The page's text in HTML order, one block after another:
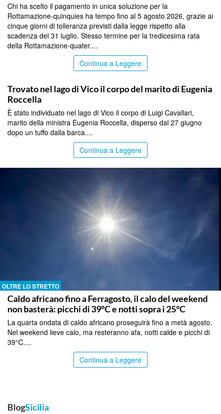
Chi ha scelto il pagamento in unica soluzione per la
Rottamazione-quinquies ha tempo fino al 5 agosto 2026, grazie ai
cinque giorni di tolleranza previsti dalla legge rispetto alla
scadenza del 31 luglio. Stesso termine per la tredicesima rata
della Rottamazione-quater....
Continua a Leggere
Trovato nel lago di Vico il corpo del marito di Eugenia
Roccella
È stato individuato nel lago di Vico il corpo di Luigi Cavallari,
marito della ministra Eugenia Roccella, disperso dal 27 giugno
dopo un tuffo dalla barca....
Continua a Leggere
OLTRE LO STRETTO
Caldo africano fino a Ferragosto, il calo del weekend
non basterà: picchi di 39°C e notti sopra i 25°C
La quarta ondata di caldo africano proseguirà fino a metà agosto.
Nel weekend lieve calo, ma resteranno afa, notti calde e picchi di
39°C....
Continua a Leggere
BlogSicilia